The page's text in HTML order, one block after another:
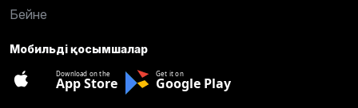
Бейне
Мобильді қосымшалар
Download on the
App Store
Get it on
Google Play